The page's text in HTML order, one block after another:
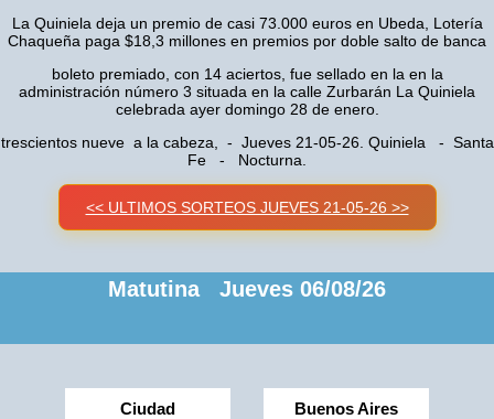
La Quiniela deja un premio de casi 73.000 euros en Ubeda, Lotería
Chaqueña paga $18,3 millones en premios por doble salto de banca
boleto premiado, con 14 aciertos, fue sellado en la en la
administración número 3 situada en la calle Zurbarán La Quiniela
celebrada ayer domingo 28 de enero.
trescientos nueve a la cabeza, - Jueves 21-05-26. Quiniela - Santa
Fe - Nocturna.
<< ULTIMOS SORTEOS JUEVES 21-05-26 >>
Matutina Jueves 06/08/26
Ciudad Buenos Aires